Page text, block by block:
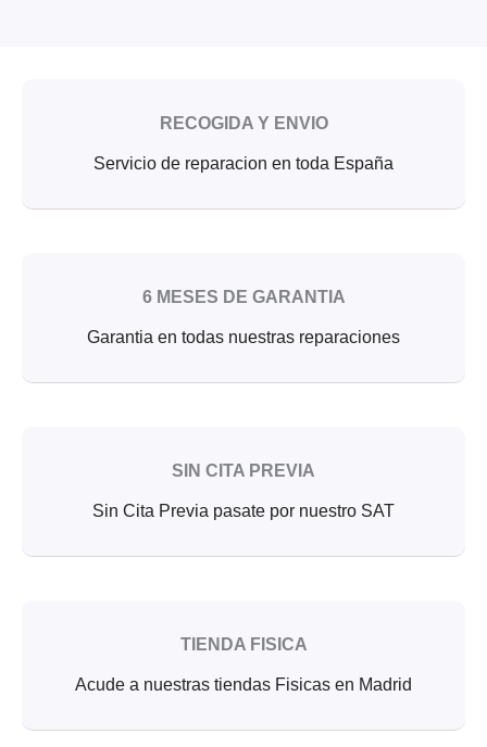
RECOGIDA Y ENVIO
Servicio de reparacion en toda España
6 MESES DE GARANTIA
Garantia en todas nuestras reparaciones
SIN CITA PREVIA
Sin Cita Previa pasate por nuestro SAT
TIENDA FISICA
Acude a nuestras tiendas Fisicas en Madrid